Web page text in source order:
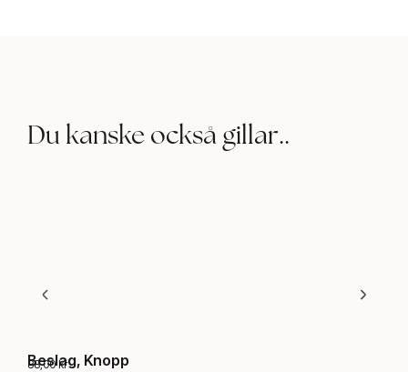
Du kanske också gillar..
Beslag, Knopp
88,00kr